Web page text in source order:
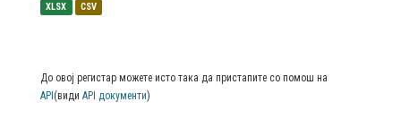
XLSX CSV
До овој регистар можете исто така да пристапите со помош на
API (види API документи)